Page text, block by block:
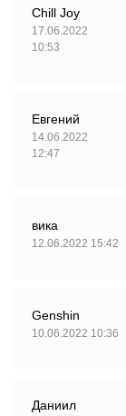
Chill Joy
17.06.2022
10:53
Евгений
14.06.2022
12:47
вика
12.06.2022 15:42
Genshin
10.06.2022 10:36
Даниил